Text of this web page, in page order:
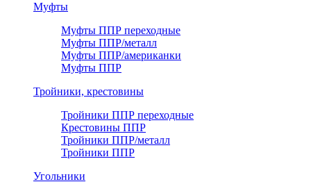
Муфты
Муфты ППР переходные
Муфты ППР/металл
Муфты ППР/американки
Муфты ППР
Тройники, крестовины
Тройники ППР переходные
Крестовины ППР
Тройники ППР/металл
Тройники ППР
Угольники